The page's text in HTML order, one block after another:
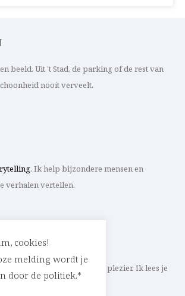
beeld. Uit ’t Stad, de parking of de rest van
nooit verveelt.
. Ik help bijzondere mensen en
verhalen vertellen.
aan jouw verhaal? Met veel plezier. Ik lees je
cookies!
melding wordt je
door de politiek.*